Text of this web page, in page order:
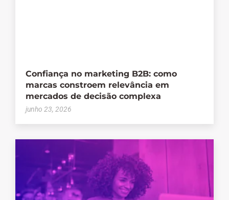
Confiança no marketing B2B: como
marcas constroem relevância em
mercados de decisão complexa
junho 23, 2026